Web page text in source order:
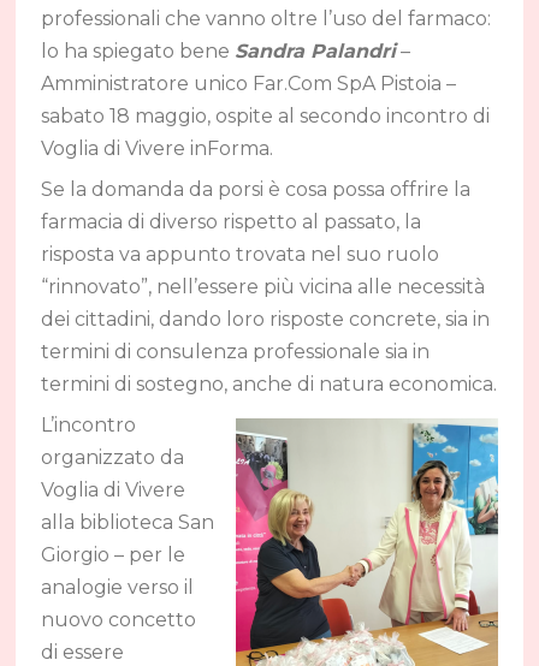
professionali che vanno oltre l’uso del farmaco:
lo ha spiegato bene Sandra Palandri –
Amministratore unico Far.Com SpA Pistoia –
sabato 18 maggio, ospite al secondo incontro di
Voglia di Vivere inForma.
Se la domanda da porsi è cosa possa offrire la
farmacia di diverso rispetto al passato, la
risposta va appunto trovata nel suo ruolo
“rinnovato”, nell’essere più vicina alle necessità
dei cittadini, dando loro risposte concrete, sia in
termini di consulenza professionale sia in
termini di sostegno, anche di natura economica.
L’incontro
organizzato da
Voglia di Vivere
alla biblioteca San
Giorgio – per le
analogie verso il
nuovo concetto
di essere